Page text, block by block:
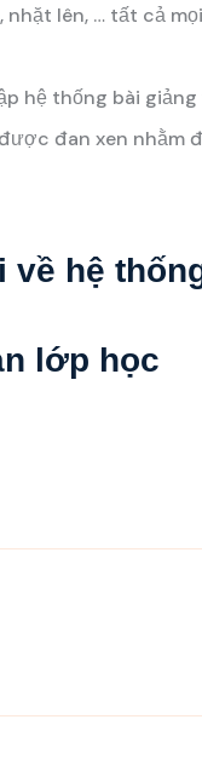
nhặt lên, … tất cả
hệ thống bài
đan xen nhằm
về hệ
lớp học